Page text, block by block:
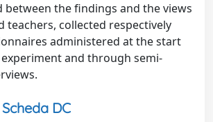
the findings and the views
teachers, collected respectively
administered at the start
and through semi-
Scheda DC